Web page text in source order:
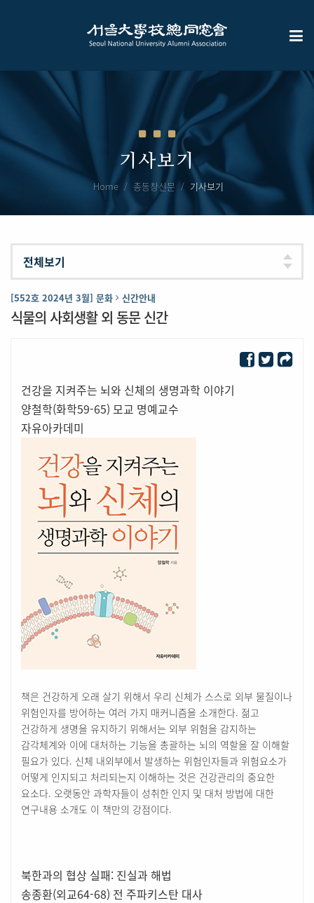
기사보기
Home 총동창신문 기사보기
[552호 2024년 3월] 문화 신간안내
식물의 사회생활 외 동문 신간
건강을 지켜주는 뇌와 신체의 생명과학 이야기
양철학(화학59-65) 모교 명예교수
자유아카데미
책은 건강하게 오래 살기 위해서 우리 신체가 스스로 외부 물질이나
위험인자를 방어하는 여러 가지 매커니즘을 소개한다. 젊고
건강하게 생명을 유지하기 위해서는 외부 위험을 감지하는
감각체계와 이에 대처하는 기능을 총괄하는 뇌의 역할을 잘 이해할
필요가 있다. 신체 내외부에서 발생하는 위험인자들과 위험요소가
어떻게 인지되고 처리되는지 이해하는 것은 건강관리의 중요한
요소다. 오랫동안 과학자들이 성취한 인지 및 대처 방법에 대한
연구내용 소개도 이 책만의 강점이다.
북한과의 협상 실패: 진실과 해법
송종환(외교64-68) 전 주파키스탄 대사